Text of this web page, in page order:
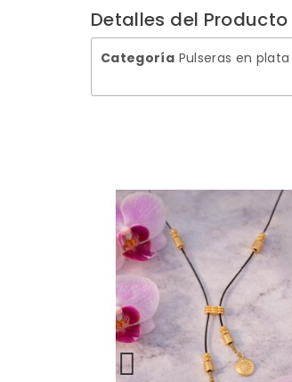
Detalles del Producto
Categoría Pulseras en